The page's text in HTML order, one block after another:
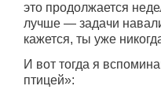
это продолжается
лучше — задачи
кажется, ты уже
И вот тогда я
птицей»: